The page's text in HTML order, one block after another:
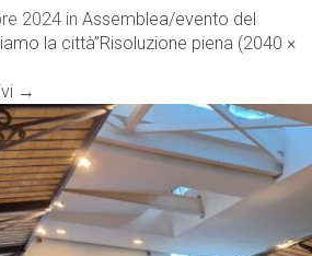
2024 in Assemblea/evento del
la città”Risoluzione piena (2040 ×
→